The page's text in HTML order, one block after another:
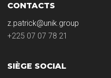
CONTACTS
z.patrick@unik.group
+225 07 07 78 21
SIÈGE SOCIAL